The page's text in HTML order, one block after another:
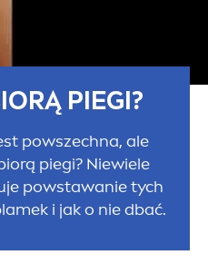
PIEGI?
powszechna, ale
piegi? Niewiele
powstawanie tych
i jak o nie dbać.